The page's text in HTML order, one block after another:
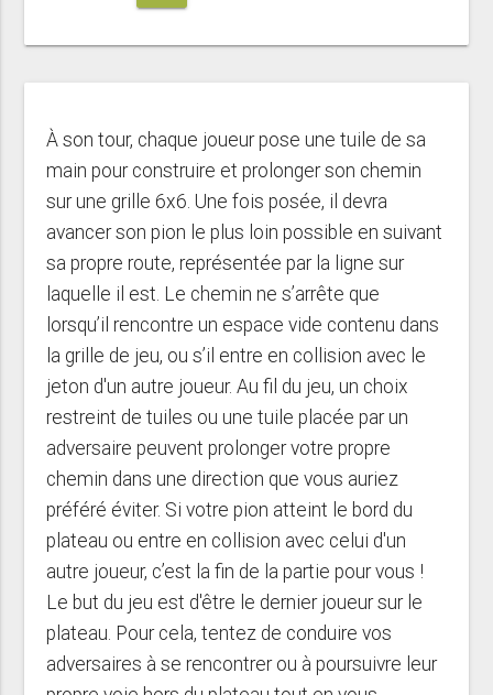
À son tour, chaque joueur pose une tuile de sa
main pour construire et prolonger son chemin
sur une grille 6x6. Une fois posée, il devra
avancer son pion le plus loin possible en suivant
sa propre route, représentée par la ligne sur
laquelle il est. Le chemin ne s’arrête que
lorsqu’il rencontre un espace vide contenu dans
la grille de jeu, ou s’il entre en collision avec le
jeton d'un autre joueur. Au fil du jeu, un choix
restreint de tuiles ou une tuile placée par un
adversaire peuvent prolonger votre propre
chemin dans une direction que vous auriez
préféré éviter. Si votre pion atteint le bord du
plateau ou entre en collision avec celui d'un
autre joueur, c’est la fin de la partie pour vous !
Le but du jeu est d'être le dernier joueur sur le
plateau. Pour cela, tentez de conduire vos
adversaires à se rencontrer ou à poursuivre leur